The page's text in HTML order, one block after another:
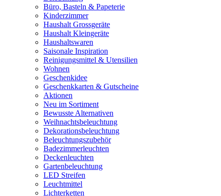
Büro, Basteln & Papeterie
Kinderzimmer
Haushalt Grossgeräte
Haushalt Kleingeräte
Haushaltswaren
Saisonale Inspiration
Reinigungsmittel & Utensilien
Wohnen
Geschenkidee
Geschenkkarten & Gutscheine
Aktionen
Neu im Sortiment
Bewusste Alternativen
Weihnachtsbeleuchtung
Dekorationsbeleuchtung
Beleuchtungszubehör
Badezimmerleuchten
Deckenleuchten
Gartenbeleuchtung
LED Streifen
Leuchtmittel
Lichterketten